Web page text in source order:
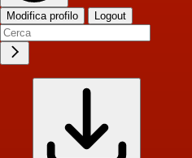
Modifica profilo Logout